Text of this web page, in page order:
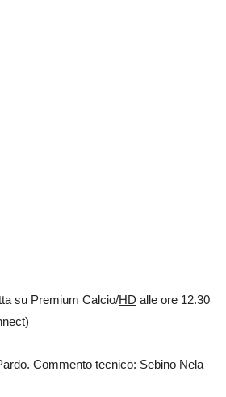
su Premium Calcio/HD alle ore 12.30
)
Commento tecnico: Sebino Nela